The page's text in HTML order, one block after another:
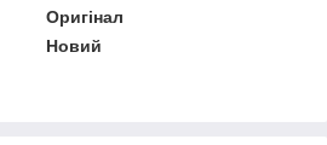
Оригінал
Новий